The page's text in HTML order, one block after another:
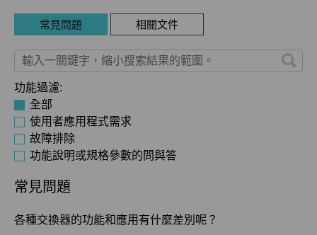
常見問題 相關文件
功能過濾:
全部
使用者應用程式需求
故障排除
功能說明或規格參數的問與答
常見問題
各種交換器的功能和應用有什麼差別呢？